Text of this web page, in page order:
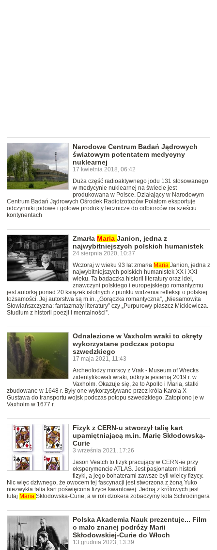
Narodowe Centrum Badań Jądrowych
światowym potentatem medycyny
nuklearnej
17 kwietnia 2018, 06:42
Duża część radioaktywnego jodu 131 stosowanego
w medycynie nuklearnej na świecie jest
produkowana w Polsce. Działający w Narodowym
Centrum Badań Jądrowych Ośrodek Radioizotopów Polatom eksportuje
odczynniki jodowe i gotowe produkty lecznicze do odbiorców na sześciu
kontynentach
Zmarła Maria Janion, jedna z
najwybitniejszych polskich humanistek
24 sierpnia 2020, 10:37
Wczoraj w wieku 93 lat zmarła Maria Janion, jedna z
najwybitniejszych polskich humanistek XX i XXI
wieku. Ta badaczka historii literatury oraz idei,
znawczyni polskiego i europejskiego romantyzmu
jest autorką ponad 20 książek istotnych z punktu widzenia refleksji o polskiej
tożsamości. Jej autorstwa są m.in. „Gorączka romantyczna”, „Niesamowita
Słowiańszczyzna: fantazmaty literatury” czy „Purpurowy płaszcz Mickiewicza.
Studium z historii poezji i mentalności”.
Odnalezione w Vaxholm wraki to okręty
wykorzystane podczas potopu
szwedzkiego
17 maja 2021, 11:43
Archeolodzy morscy z Vrak - Museum of Wrecks
zidentyfikowali wraki, odkryte jesienią 2019 r. w
Vaxholm. Okazuje się, że to Apollo i Maria, statki
zbudowane w 1648 r. Były one wykorzystywane przez króla Karola X
Gustawa do transportu wojsk podczas potopu szwedzkiego. Zatopiono je w
Vaxholm w 1677 r.
Fizyk z CERN-u stworzył talię kart
upamiętniającą m.in. Marię Skłodowską-
Curie
3 września 2021, 17:26
Jason Veatch to fizyk pracujący w CERN-ie przy
eksperymencie ATLAS. Jest pasjonatem historii
fizyki, a jego bohaterami zawsze byli wielcy fizycy.
Nic więc dziwnego, że owocem tej fascynacji jest stworzona z żoną Yuko
niezwykła talia kart poświęcona fizyce kwantowej. Jedną z królowych jest
tutaj Maria Skłodowska-Curie, a w roli dżokera zobaczymy kota Schrödingera
Polska Akademia Nauk prezentuje... Film
o mało znanej podróży Marii
Skłodowskiej-Curie do Włoch
13 grudnia 2023, 13:39